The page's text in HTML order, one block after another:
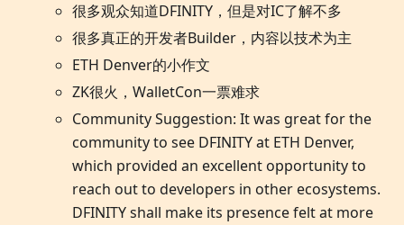
很多观众知道DFINITY，但是对IC了解不多
很多真正的开发者Builder，内容以技术为主
ETH Denver的小作文
ZK很火，WalletCon一票难求
Community Suggestion: It was great for the
community to see DFINITY at ETH Denver,
which provided an excellent opportunity to
reach out to developers in other ecosystems.
DFINITY shall make its presence felt at more